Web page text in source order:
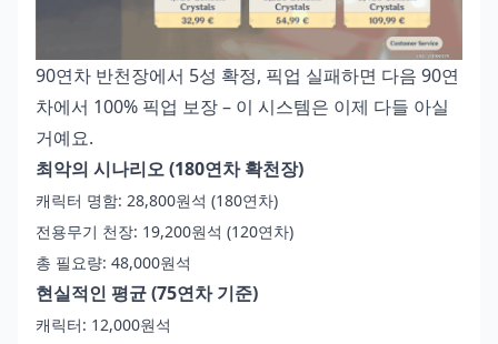
90연차 반천장에서 5성 확정, 픽업 실패하면 다음 90연
차에서 100% 픽업 보장 – 이 시스템은 이제 다들 아실
거예요.
최악의 시나리오 (180연차 확천장)
캐릭터 명함: 28,800원석 (180연차)
전용무기 천장: 19,200원석 (120연차)
총 필요량: 48,000원석
현실적인 평균 (75연차 기준)
캐릭터: 12,000원석